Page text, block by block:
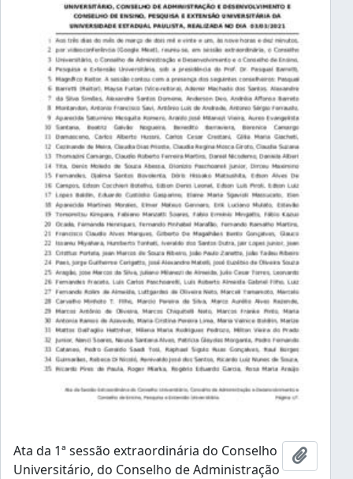
Ata da 1ª sessão extraordinária do Conselho
Universitário, do Conselho de Administração